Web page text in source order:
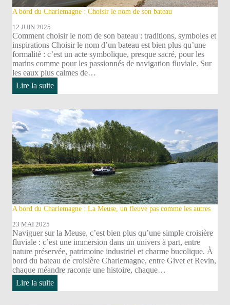
A bord du Charlemagne : Choisir le nom de son bateau
12 JUIN 2025
Comment choisir le nom de son bateau : traditions, symboles et
inspirations Choisir le nom d’un bateau est bien plus qu’une
formalité : c’est un acte symbolique, presque sacré, pour les
marins comme pour les passionnés de navigation fluviale. Sur
les eaux plus calmes de…
Lire la suite:
A
du
Charlemagne
:
Choisir
le
nom
de
son
bateau
A bord du Charlemagne : La Meuse, un fleuve pas comme les autres
23 MAI 2025
Naviguer sur la Meuse, c’est bien plus qu’une simple croisière
fluviale : c’est une immersion dans un univers à part, entre
nature préservée, patrimoine industriel et charme bucolique. À
bord du bateau de croisière Charlemagne, entre Givet et Revin,
chaque méandre raconte une histoire, chaque…
Lire la suite:
A